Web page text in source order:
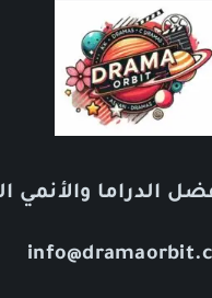
الدراما والأنمي